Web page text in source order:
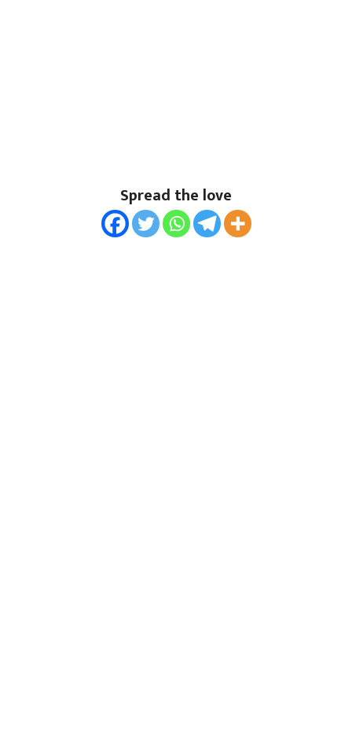
Spread the love